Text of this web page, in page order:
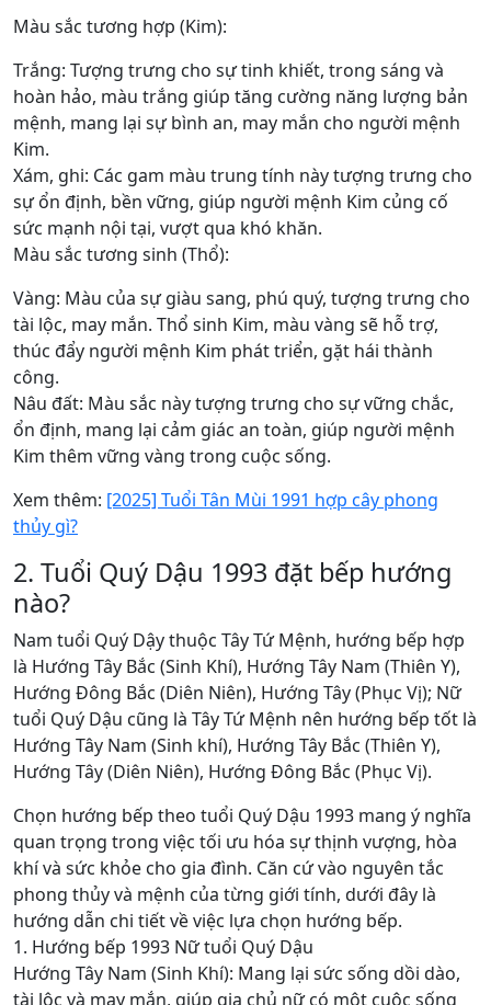
Màu sắc tương hợp (Kim):
Trắng: Tượng trưng cho sự tinh khiết, trong sáng và
hoàn hảo, màu trắng giúp tăng cường năng lượng bản
mệnh, mang lại sự bình an, may mắn cho người mệnh
Kim.
Xám, ghi: Các gam màu trung tính này tượng trưng cho
sự ổn định, bền vững, giúp người mệnh Kim củng cố
sức mạnh nội tại, vượt qua khó khăn.
Màu sắc tương sinh (Thổ):
Vàng: Màu của sự giàu sang, phú quý, tượng trưng cho
tài lộc, may mắn. Thổ sinh Kim, màu vàng sẽ hỗ trợ,
thúc đẩy người mệnh Kim phát triển, gặt hái thành
công.
Nâu đất: Màu sắc này tượng trưng cho sự vững chắc,
ổn định, mang lại cảm giác an toàn, giúp người mệnh
Kim thêm vững vàng trong cuộc sống.
Xem thêm: [2025] Tuổi Tân Mùi 1991 hợp cây phong
thủy gì?
2. Tuổi Quý Dậu 1993 đặt bếp hướng
nào?
Nam tuổi Quý Dậy thuộc Tây Tứ Mệnh, hướng bếp hợp
là Hướng Tây Bắc (Sinh Khí), Hướng Tây Nam (Thiên Y),
Hướng Đông Bắc (Diên Niên), Hướng Tây (Phục Vị); Nữ
tuổi Quý Dậu cũng là Tây Tứ Mệnh nên hướng bếp tốt là
Hướng Tây Nam (Sinh khí), Hướng Tây Bắc (Thiên Y),
Hướng Tây (Diên Niên), Hướng Đông Bắc (Phục Vị).
Chọn hướng bếp theo tuổi Quý Dậu 1993 mang ý nghĩa
quan trọng trong việc tối ưu hóa sự thịnh vượng, hòa
khí và sức khỏe cho gia đình. Căn cứ vào nguyên tắc
phong thủy và mệnh của từng giới tính, dưới đây là
hướng dẫn chi tiết về việc lựa chọn hướng bếp.
1. Hướng bếp 1993 Nữ tuổi Quý Dậu
Hướng Tây Nam (Sinh Khí): Mang lại sức sống dồi dào,
tài lộc và may mắn, giúp gia chủ nữ có một cuộc sống